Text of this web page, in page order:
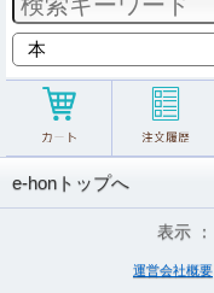
e-honトップへ
表示 ：
運営会社概要